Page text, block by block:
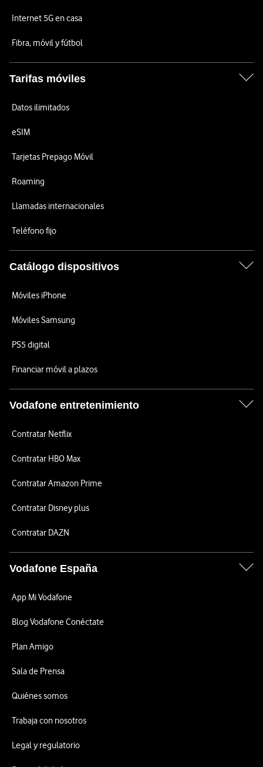
Internet 5G en casa
Fibra, móvil y fútbol
Tarifas móviles
Datos ilimitados
eSIM
Tarjetas Prepago Móvil
Roaming
Llamadas internacionales
Teléfono fijo
Catálogo dispositivos
Móviles iPhone
Móviles Samsung
PS5 digital
Financiar móvil a plazos
Vodafone entretenimiento
Contratar Netflix
Contratar HBO Max
Contratar Amazon Prime
Contratar Disney plus
Contratar DAZN
Vodafone España
App Mi Vodafone
Blog Vodafone Conéctate
Plan Amigo
Sala de Prensa
Quiénes somos
Trabaja con nosotros
Legal y regulatorio